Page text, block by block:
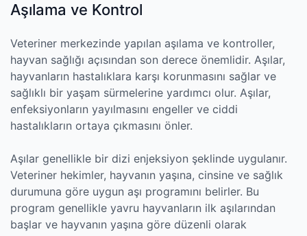
Aşılama ve Kontrol
Veteriner merkezinde yapılan aşılama ve kontroller,
hayvan sağlığı açısından son derece önemlidir. Aşılar,
hayvanların hastalıklara karşı korunmasını sağlar ve
sağlıklı bir yaşam sürmelerine yardımcı olur. Aşılar,
enfeksiyonların yayılmasını engeller ve ciddi
hastalıkların ortaya çıkmasını önler.
Aşılar genellikle bir dizi enjeksiyon şeklinde uygulanır.
Veteriner hekimler, hayvanın yaşına, cinsine ve sağlık
durumuna göre uygun aşı programını belirler. Bu
program genellikle yavru hayvanların ilk aşılarından
başlar ve hayvanın yaşına göre düzenli olarak